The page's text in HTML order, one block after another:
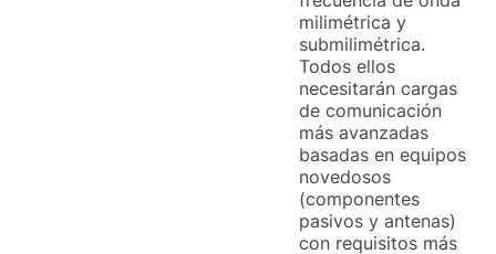
milimétrica y
submilimétrica.
Todos ellos
necesitarán cargas
de comunicación
más avanzadas
basadas en equipos
novedosos
(componentes
pasivos y antenas)
con requisitos más